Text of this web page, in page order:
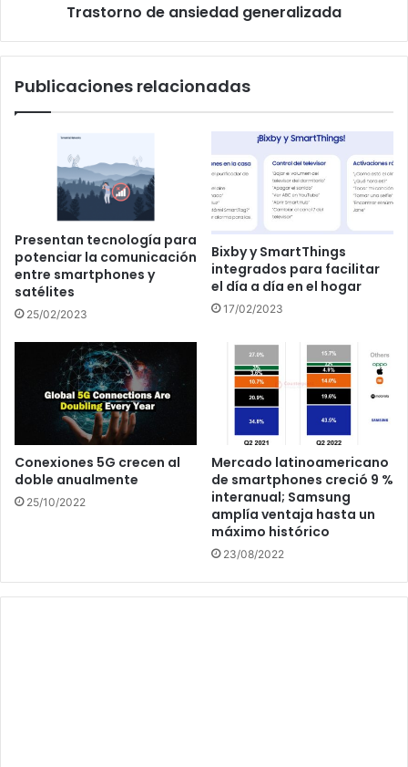
Trastorno de ansiedad generalizada
Publicaciones relacionadas
Presentan tecnología para
potenciar la comunicación
entre smartphones y
satélites
25/02/2023
Bixby y SmartThings
integrados para facilitar
el día a día en el hogar
17/02/2023
Conexiones 5G crecen al
doble anualmente
25/10/2022
Mercado latinoamericano
de smartphones creció 9 %
interanual; Samsung
amplía ventaja hasta un
máximo histórico
23/08/2022